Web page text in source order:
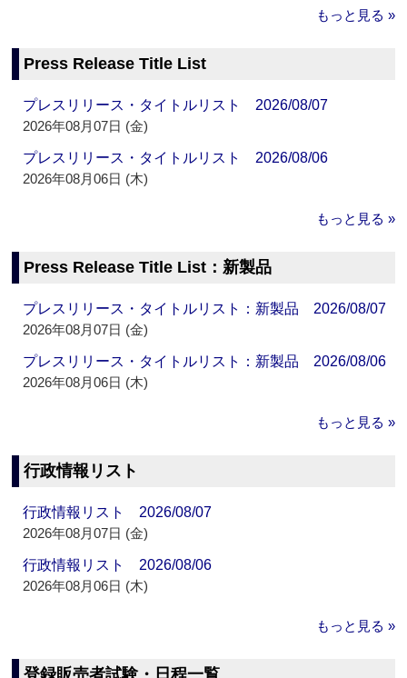
もっと見る »
Press Release Title List
プレスリリース・タイトルリスト 2026/08/07
2026年08月07日 (金)
プレスリリース・タイトルリスト 2026/08/06
2026年08月06日 (木)
もっと見る »
Press Release Title List：新製品
プレスリリース・タイトルリスト：新製品 2026/08/07
2026年08月07日 (金)
プレスリリース・タイトルリスト：新製品 2026/08/06
2026年08月06日 (木)
もっと見る »
行政情報リスト
行政情報リスト 2026/08/07
2026年08月07日 (金)
行政情報リスト 2026/08/06
2026年08月06日 (木)
もっと見る »